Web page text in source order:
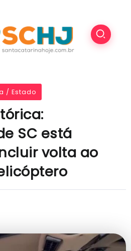
/ Estado
SC está
volta ao